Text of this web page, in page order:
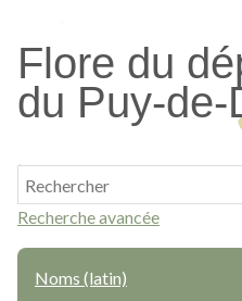
contenu
principal
Flore du
du Puy-de-
Recherche avancée
Noms (latin)